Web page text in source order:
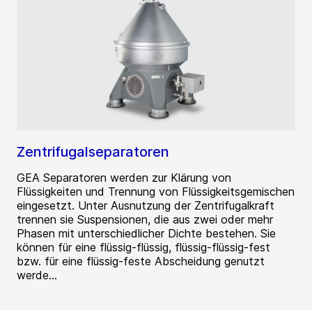
Zentrifugalseparatoren
GEA Separatoren werden zur Klärung von
Flüssigkeiten und Trennung von Flüssigkeitsgemischen
eingesetzt. Unter Ausnutzung der Zentrifugalkraft
trennen sie Suspensionen, die aus zwei oder mehr
Phasen mit unterschiedlicher Dichte bestehen. Sie
können für eine flüssig-flüssig, flüssig-flüssig-fest
bzw. für eine flüssig-feste Abscheidung genutzt
werde...